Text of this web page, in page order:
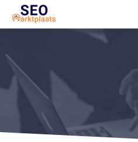
SEO tools
Marketeer bij
1. Seo voor
2.